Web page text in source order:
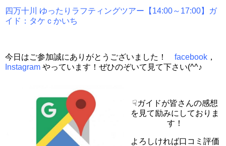
四万十川 ゆったりラフティングツアー【14:00～17:00】ガ
イド：タケｃかいち
今日はご参加誠にありがとうございました！ facebook ，
Instagram やっています！ぜひのぞいて見て下さい(^^♪
☟ガイドが皆さんの感想
を見て励みにしておりま
す！
よろしければ口コミ評価